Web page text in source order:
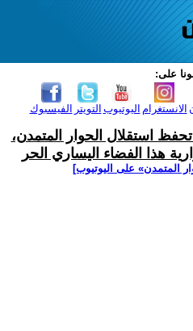
على:
الفيسبوك التويتر اليوتيوب الانستغرام
تحفظ استقلال الحوار المتمدن،
هذا الفضاء اليساري الحر
المتمدن» على اليوتيوب]